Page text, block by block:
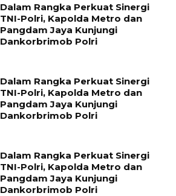
Dalam Rangka Perkuat Sinergi
TNI-Polri, Kapolda Metro dan
Pangdam Jaya Kunjungi
Dankorbrimob Polri
Dalam Rangka Perkuat Sinergi
TNI-Polri, Kapolda Metro dan
Pangdam Jaya Kunjungi
Dankorbrimob Polri
Dalam Rangka Perkuat Sinergi
TNI-Polri, Kapolda Metro dan
Pangdam Jaya Kunjungi
Dankorbrimob Polri